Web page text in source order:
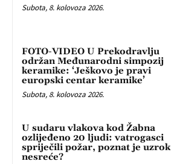
Subota, 8. kolovoza 2026.
FOTO-VIDEO U Prekodravlju
održan Međunarodni simpozij
keramike: ‘Ješkovo je pravi
europski centar keramike’
Subota, 8. kolovoza 2026.
U sudaru vlakova kod Žabna
ozlijeđeno 20 ljudi: vatrogasci
spriječili požar, poznat je uzrok
nesreće?